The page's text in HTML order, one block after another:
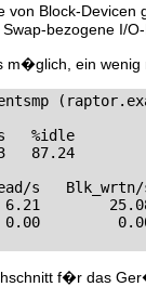
von Block-
bezogene I/
m�glich, ein wenig
%idle
87.24
s   Blk_wrtn/
25.08
0.00
f�r das